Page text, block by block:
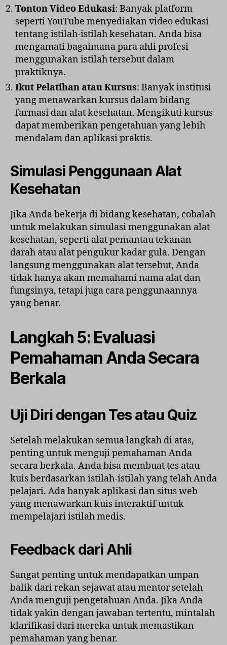
Tonton Video Edukasi: Banyak platform
seperti YouTube menyediakan video edukasi
tentang istilah-istilah kesehatan. Anda bisa
mengamati bagaimana para ahli profesi
menggunakan istilah tersebut dalam
praktiknya.
Ikut Pelatihan atau Kursus: Banyak institusi
yang menawarkan kursus dalam bidang
farmasi dan alat kesehatan. Mengikuti kursus
dapat memberikan pengetahuan yang lebih
mendalam dan aplikasi praktis.
Simulasi Penggunaan Alat
Kesehatan
Jika Anda bekerja di bidang kesehatan, cobalah
untuk melakukan simulasi menggunakan alat
kesehatan, seperti alat pemantau tekanan
darah atau alat pengukur kadar gula. Dengan
langsung menggunakan alat tersebut, Anda
tidak hanya akan memahami nama alat dan
fungsinya, tetapi juga cara penggunaannya
yang benar.
Langkah 5: Evaluasi
Pemahaman Anda Secara
Berkala
Uji Diri dengan Tes atau Quiz
Setelah melakukan semua langkah di atas,
penting untuk menguji pemahaman Anda
secara berkala. Anda bisa membuat tes atau
kuis berdasarkan istilah-istilah yang telah Anda
pelajari. Ada banyak aplikasi dan situs web
yang menawarkan kuis interaktif untuk
mempelajari istilah medis.
Feedback dari Ahli
Sangat penting untuk mendapatkan umpan
balik dari rekan sejawat atau mentor setelah
Anda menguji pengetahuan Anda. Jika Anda
tidak yakin dengan jawaban tertentu, mintalah
klarifikasi dari mereka untuk memastikan
pemahaman yang benar.